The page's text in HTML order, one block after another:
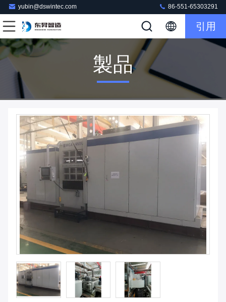
yubin@dswintec.com 86-551-65303291
引用
製品